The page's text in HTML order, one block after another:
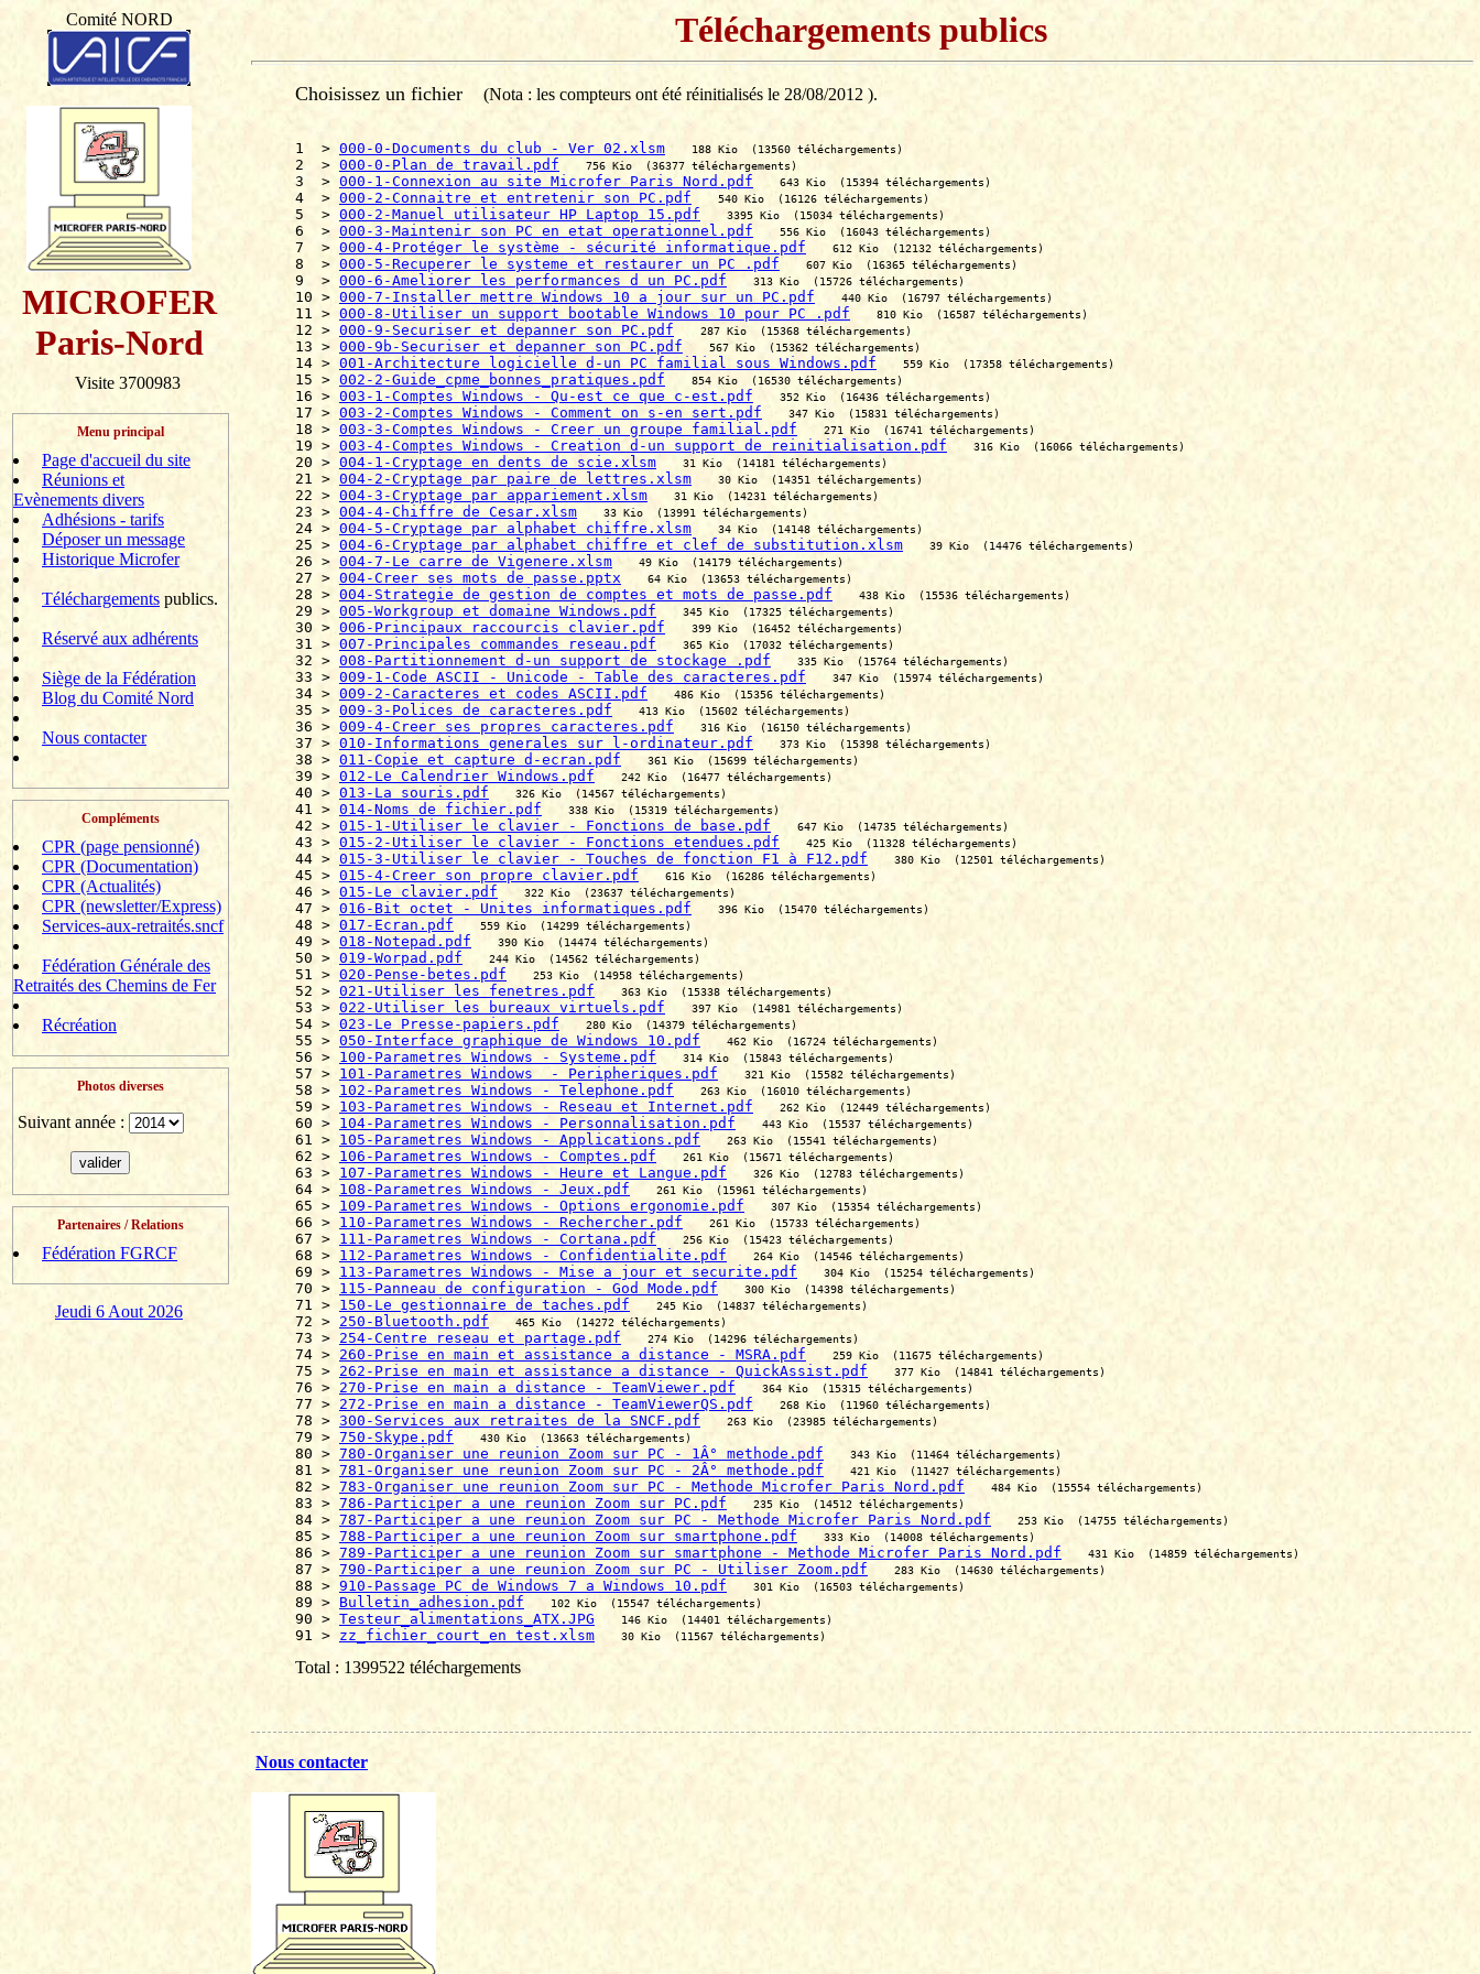
Comité NORD
MICROFER
Paris-Nord
Visite 3700983
Menu principal
Page d'accueil du site
Réunions et
Evènements divers
Adhésions - tarifs
Déposer un message
Historique Microfer
Téléchargements publics.
Réservé aux adhérents
Siège de la Fédération
Blog du Comité Nord
Nous contacter
Compléments
CPR (page pensionné)
CPR (Documentation)
CPR (Actualités)
CPR (newsletter/Express)
Services-aux-retraités.sncf
Fédération Générale des
Retraités des Chemins de Fer
Récréation
Photos diverses
Suivant année :
Partenaires / Relations
Fédération FGRCF
Jeudi 6 Aout 2026
Téléchargements publics
Choisissez un fichier (Nota : les compteurs ont été réinitialisés le 28/08/2012 ).
1  > 000-0-Documents du club - Ver 02.xlsm 188 Kio  (13560 téléchargements)
2  > 000-0-Plan de travail.pdf 756 Kio  (36377 téléchargements)
3  > 000-1-Connexion au site Microfer Paris Nord.pdf 643 Kio  (15394 téléchargements)
4  > 000-2-Connaitre et entretenir son PC.pdf 540 Kio  (16126 téléchargements)
5  > 000-2-Manuel utilisateur HP Laptop 15.pdf 3395 Kio  (15034 téléchargements)
6  > 000-3-Maintenir son PC en etat operationnel.pdf 556 Kio  (16043 téléchargements)
7  > 000-4-Protéger le système - sécurité informatique.pdf 612 Kio  (12132 téléchargements)
8  > 000-5-Recuperer le systeme et restaurer un PC .pdf 607 Kio  (16365 téléchargements)
9  > 000-6-Ameliorer les performances d un PC.pdf 313 Kio  (15726 téléchargements)
10 > 000-7-Installer mettre Windows 10 a jour sur un PC.pdf 440 Kio  (16797 téléchargements)
11 > 000-8-Utiliser un support bootable Windows 10 pour PC .pdf 810 Kio  (16587 téléchargements)
12 > 000-9-Securiser et depanner son PC.pdf 287 Kio  (15368 téléchargements)
13 > 000-9b-Securiser et depanner son PC.pdf 567 Kio  (15362 téléchargements)
14 > 001-Architecture logicielle d-un PC familial sous Windows.pdf 559 Kio  (17358 téléchargements)
15 > 002-2-Guide_cpme_bonnes_pratiques.pdf 854 Kio  (16530 téléchargements)
16 > 003-1-Comptes Windows - Qu-est ce que c-est.pdf 352 Kio  (16436 téléchargements)
17 > 003-2-Comptes Windows - Comment on s-en sert.pdf 347 Kio  (15831 téléchargements)
18 > 003-3-Comptes Windows - Creer un groupe familial.pdf 271 Kio  (16741 téléchargements)
19 > 003-4-Comptes Windows - Creation d-un support de reinitialisation.pdf 316 Kio  (16066 téléchargements)
20 > 004-1-Cryptage en dents de scie.xlsm 31 Kio  (14181 téléchargements)
21 > 004-2-Cryptage par paire de lettres.xlsm 30 Kio  (14351 téléchargements)
22 > 004-3-Cryptage par appariement.xlsm 31 Kio  (14231 téléchargements)
23 > 004-4-Chiffre de Cesar.xlsm 33 Kio  (13991 téléchargements)
24 > 004-5-Cryptage par alphabet chiffre.xlsm 34 Kio  (14148 téléchargements)
25 > 004-6-Cryptage par alphabet chiffre et clef de substitution.xlsm 39 Kio  (14476 téléchargements)
26 > 004-7-Le carre de Vigenere.xlsm 49 Kio  (14179 téléchargements)
27 > 004-Creer ses mots de passe.pptx 64 Kio  (13653 téléchargements)
28 > 004-Strategie de gestion de comptes et mots de passe.pdf 438 Kio  (15536 téléchargements)
29 > 005-Workgroup et domaine Windows.pdf 345 Kio  (17325 téléchargements)
30 > 006-Principaux raccourcis clavier.pdf 399 Kio  (16452 téléchargements)
31 > 007-Principales commandes reseau.pdf 365 Kio  (17032 téléchargements)
32 > 008-Partitionnement d-un support de stockage .pdf 335 Kio  (15764 téléchargements)
33 > 009-1-Code ASCII - Unicode - Table des caracteres.pdf 347 Kio  (15974 téléchargements)
34 > 009-2-Caracteres et codes ASCII.pdf 486 Kio  (15356 téléchargements)
35 > 009-3-Polices de caracteres.pdf 413 Kio  (15602 téléchargements)
36 > 009-4-Creer ses propres caracteres.pdf 316 Kio  (16150 téléchargements)
37 > 010-Informations generales sur l-ordinateur.pdf 373 Kio  (15398 téléchargements)
38 > 011-Copie et capture d-ecran.pdf 361 Kio  (15699 téléchargements)
39 > 012-Le Calendrier Windows.pdf 242 Kio  (16477 téléchargements)
40 > 013-La souris.pdf 326 Kio  (14567 téléchargements)
41 > 014-Noms de fichier.pdf 338 Kio  (15319 téléchargements)
42 > 015-1-Utiliser le clavier - Fonctions de base.pdf 647 Kio  (14735 téléchargements)
43 > 015-2-Utiliser le clavier - Fonctions etendues.pdf 425 Kio  (11328 téléchargements)
44 > 015-3-Utiliser le clavier - Touches de fonction F1 à F12.pdf 380 Kio  (12501 téléchargements)
45 > 015-4-Creer son propre clavier.pdf 616 Kio  (16286 téléchargements)
46 > 015-Le clavier.pdf 322 Kio  (23637 téléchargements)
47 > 016-Bit octet - Unites informatiques.pdf 396 Kio  (15470 téléchargements)
48 > 017-Ecran.pdf 559 Kio  (14299 téléchargements)
49 > 018-Notepad.pdf 390 Kio  (14474 téléchargements)
50 > 019-Worpad.pdf 244 Kio  (14562 téléchargements)
51 > 020-Pense-betes.pdf 253 Kio  (14958 téléchargements)
52 > 021-Utiliser les fenetres.pdf 363 Kio  (15338 téléchargements)
53 > 022-Utiliser les bureaux virtuels.pdf 397 Kio  (14981 téléchargements)
54 > 023-Le Presse-papiers.pdf 280 Kio  (14379 téléchargements)
55 > 050-Interface graphique de Windows 10.pdf 462 Kio  (16724 téléchargements)
56 > 100-Parametres Windows - Systeme.pdf 314 Kio  (15843 téléchargements)
57 > 101-Parametres Windows  - Peripheriques.pdf 321 Kio  (15582 téléchargements)
58 > 102-Parametres Windows - Telephone.pdf 263 Kio  (16010 téléchargements)
59 > 103-Parametres Windows - Reseau et Internet.pdf 262 Kio  (12449 téléchargements)
60 > 104-Parametres Windows - Personnalisation.pdf 443 Kio  (15537 téléchargements)
61 > 105-Parametres Windows - Applications.pdf 263 Kio  (15541 téléchargements)
62 > 106-Parametres Windows - Comptes.pdf 261 Kio  (15671 téléchargements)
63 > 107-Parametres Windows - Heure et Langue.pdf 326 Kio  (12783 téléchargements)
64 > 108-Parametres Windows - Jeux.pdf 261 Kio  (15961 téléchargements)
65 > 109-Parametres Windows - Options ergonomie.pdf 307 Kio  (15354 téléchargements)
66 > 110-Parametres Windows - Rechercher.pdf 261 Kio  (15733 téléchargements)
67 > 111-Parametres Windows - Cortana.pdf 256 Kio  (15423 téléchargements)
68 > 112-Parametres Windows - Confidentialite.pdf 264 Kio  (14546 téléchargements)
69 > 113-Parametres Windows - Mise a jour et securite.pdf 304 Kio  (15254 téléchargements)
70 > 115-Panneau de configuration - God Mode.pdf 300 Kio  (14398 téléchargements)
71 > 150-Le gestionnaire de taches.pdf 245 Kio  (14837 téléchargements)
72 > 250-Bluetooth.pdf 465 Kio  (14272 téléchargements)
73 > 254-Centre reseau et partage.pdf 274 Kio  (14296 téléchargements)
74 > 260-Prise en main et assistance a distance - MSRA.pdf 259 Kio  (11675 téléchargements)
75 > 262-Prise en main et assistance a distance - QuickAssist.pdf 377 Kio  (14841 téléchargements)
76 > 270-Prise en main a distance - TeamViewer.pdf 364 Kio  (15315 téléchargements)
77 > 272-Prise en main a distance - TeamViewerQS.pdf 268 Kio  (11960 téléchargements)
78 > 300-Services aux retraites de la SNCF.pdf 263 Kio  (23985 téléchargements)
79 > 750-Skype.pdf 430 Kio  (13663 téléchargements)
80 > 780-Organiser une reunion Zoom sur PC - 1Â° methode.pdf 343 Kio  (11464 téléchargements)
81 > 781-Organiser une reunion Zoom sur PC - 2Â° methode.pdf 421 Kio  (11427 téléchargements)
82 > 783-Organiser une reunion Zoom sur PC - Methode Microfer Paris Nord.pdf 484 Kio  (15554 téléchargements)
83 > 786-Participer a une reunion Zoom sur PC.pdf 235 Kio  (14512 téléchargements)
84 > 787-Participer a une reunion Zoom sur PC - Methode Microfer Paris Nord.pdf 253 Kio  (14755 téléchargements)
85 > 788-Participer a une reunion Zoom sur smartphone.pdf 333 Kio  (14008 téléchargements)
86 > 789-Participer a une reunion Zoom sur smartphone - Methode Microfer Paris Nord.pdf 431 Kio  (14859 téléchargements)
87 > 790-Participer a une reunion Zoom sur PC - Utiliser Zoom.pdf 283 Kio  (14630 téléchargements)
88 > 910-Passage PC de Windows 7 a Windows 10.pdf 301 Kio  (16503 téléchargements)
89 > Bulletin_adhesion.pdf 102 Kio  (15547 téléchargements)
90 > Testeur_alimentations_ATX.JPG 146 Kio  (14401 téléchargements)
91 > zz_fichier_court_en test.xlsm 30 Kio  (11567 téléchargements)
Total : 1399522 téléchargements
Nous contacter